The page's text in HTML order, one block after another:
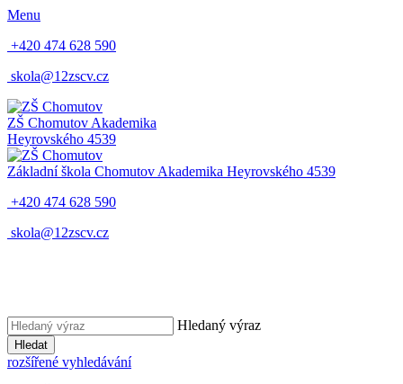
Menu
+420 474 628 590
skola@12zscv.cz
ZŠ Chomutov Akademika
Heyrovského 4539
Základní škola Chomutov Akademika Heyrovského 4539
+420 474 628 590
skola@12zscv.cz
Hledaný výraz
Hledat
rozšířené vyhledávání